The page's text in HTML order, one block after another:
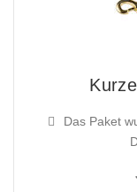
Das Paket